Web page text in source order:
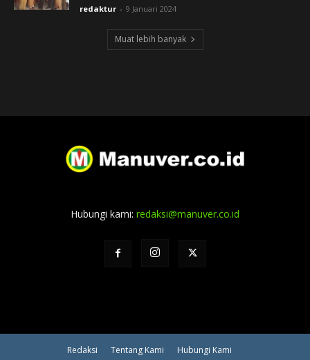
redaktur - 9 Januari 2024
Muat lebih banyak
Hubungi kami: redaksi@manuver.co.id
Redaksi Tentang Kami
Hubungi Kami